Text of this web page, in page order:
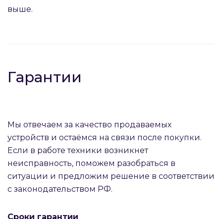
выше.
Гарантии
Мы отвечаем за качество продаваемых
устройств и остаёмся на связи после покупки.
Если в работе техники возникнет
неисправность, поможем разобраться в
ситуации и предложим решение в соответствии
с законодательством РФ.
Сроки гарантии